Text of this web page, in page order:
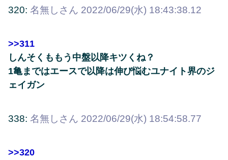
320: 名無しさん 2022/06/29(水) 18:43:38.12
>>311
しんそくももう中盤以降キツくね？
1亀まではエースで以降は伸び悩むユナイト界のジ
ェイガン
338: 名無しさん 2022/06/29(水) 18:54:58.77
>>320